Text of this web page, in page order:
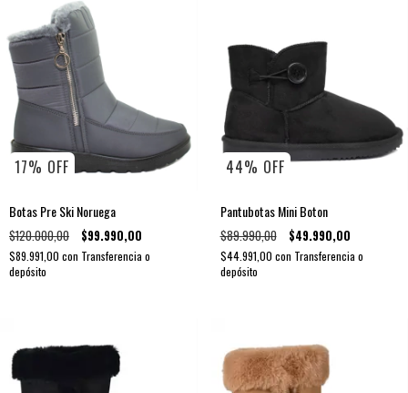
17% OFF
Botas Pre Ski Noruega
$120.000,00 $99.990,00
$89.991,00 con Transferencia o
depósito
44% OFF
Pantubotas Mini Boton
$89.990,00 $49.990,00
$44.991,00 con Transferencia o
depósito